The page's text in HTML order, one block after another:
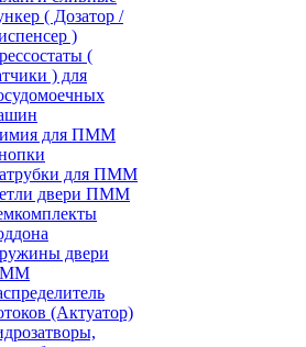
( Дозатор /
)
(
) для
для ПММ
для ПММ
двери ПММ
двери
(Актуатор)